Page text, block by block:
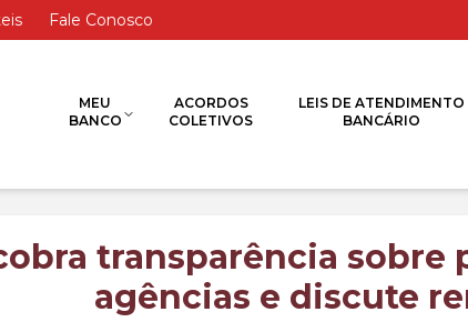
Fale Conosco
MEU
BANCO
ACORDOS
COLETIVOS
LEIS DE ATENDIMENTO
BANCÁRIO
transparência
agências e discute